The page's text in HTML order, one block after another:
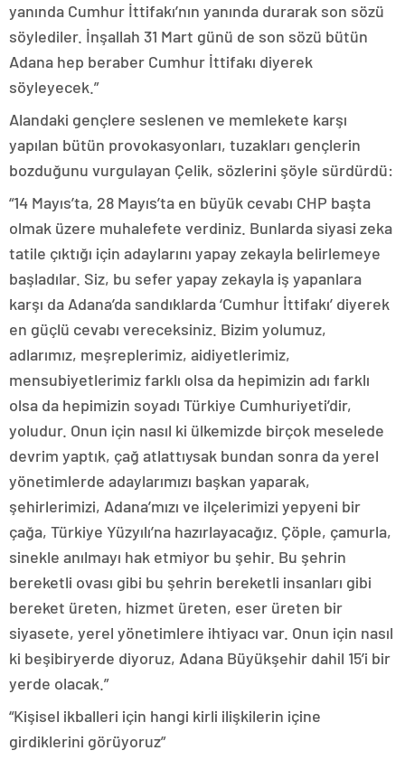
yanında Cumhur İttifakı’nın yanında durarak son sözü
söylediler. İnşallah 31 Mart günü de son sözü bütün
Adana hep beraber Cumhur İttifakı diyerek
söyleyecek.”
Alandaki gençlere seslenen ve memlekete karşı
yapılan bütün provokasyonları, tuzakları gençlerin
bozduğunu vurgulayan Çelik, sözlerini şöyle sürdürdü:
“14 Mayıs’ta, 28 Mayıs’ta en büyük cevabı CHP başta
olmak üzere muhalefete verdiniz. Bunlarda siyasi zeka
tatile çıktığı için adaylarını yapay zekayla belirlemeye
başladılar. Siz, bu sefer yapay zekayla iş yapanlara
karşı da Adana’da sandıklarda ‘Cumhur İttifakı’ diyerek
en güçlü cevabı vereceksiniz. Bizim yolumuz,
adlarımız, meşreplerimiz, aidiyetlerimiz,
mensubiyetlerimiz farklı olsa da hepimizin adı farklı
olsa da hepimizin soyadı Türkiye Cumhuriyeti’dir,
yoludur. Onun için nasıl ki ülkemizde birçok meselede
devrim yaptık, çağ atlattıysak bundan sonra da yerel
yönetimlerde adaylarımızı başkan yaparak,
şehirlerimizi, Adana’mızı ve ilçelerimizi yepyeni bir
çağa, Türkiye Yüzyılı’na hazırlayacağız. Çöple, çamurla,
sinekle anılmayı hak etmiyor bu şehir. Bu şehrin
bereketli ovası gibi bu şehrin bereketli insanları gibi
bereket üreten, hizmet üreten, eser üreten bir
siyasete, yerel yönetimlere ihtiyacı var. Onun için nasıl
ki beşibiryerde diyoruz, Adana Büyükşehir dahil 15’i bir
yerde olacak.”
“Kişisel ikballeri için hangi kirli ilişkilerin içine
girdiklerini görüyoruz”